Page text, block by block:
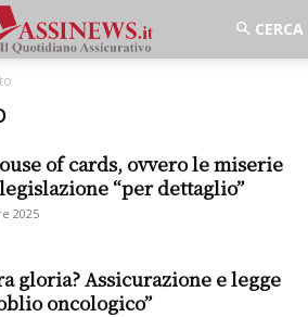
of cards, ovvero le miserie
legislazione “per dettaglio”
2025
gloria? Assicurazione e legge
oncologico”